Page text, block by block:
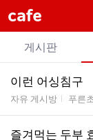
cafe
카
페
메
게시판
전
체
글
리
이런 어싱침구
게시판명
자유 게시방 작성
푸른
즐겨먹는 두부